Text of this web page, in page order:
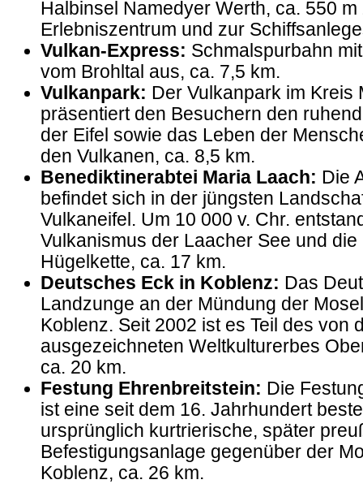
Halbinsel Namedyer Werth, ca. 550 m
Erlebniszentrum und zur
Vulkan-Express: Schmalspurbahn
vom Brohltal aus, ca. 7,5 km.
Vulkanpark: Der Vulkanpark im Kreis
präsentiert den Besuchern den
der Eifel sowie das Leben der
den Vulkanen, ca. 8,5 km.
Benediktinerabtei Maria Laach: Die
befindet sich in der jüngsten
Vulkaneifel. Um 10 000 v. Chr.
Vulkanismus der Laacher See und
Hügelkette, ca. 17 km.
Deutsches Eck in Koblenz: Das
Landzunge an der Mündung der
Koblenz. Seit 2002 ist es Teil des von
ausgezeichneten Weltkulturerbes
ca. 20 km.
Festung Ehrenbreitstein: Die
ist eine seit dem 16. Jahrhundert
ursprünglich kurtrierische, später
Befestigungsanlage gegenüber der
Koblenz, ca. 26 km.